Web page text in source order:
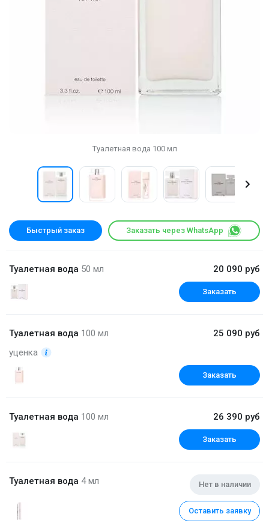
Туалетная вода 100 мл
Быстрый заказ Заказать через WhatsApp
Туалетная вода 50 мл 20 090 руб
Заказать
Туалетная вода 100 мл
уценка
25 090 руб
Заказать
Туалетная вода 100 мл 26 390 руб
Заказать
Туалетная вода 4 мл Нет в наличии
Оставить заявку